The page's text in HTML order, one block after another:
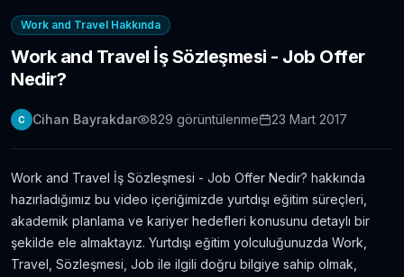
Londra Erasmus Stajı Hikayem ve Tavsiyelerim
Evde Dil Öğren
İngilizce Öğrenmek için 30 Youtube Kanalı
Work and Travel Hakkında
Work and Travel İş Sözleşmesi - Job Offer
Nedir?
C Cihan Bayrakdar 829 görüntülenme 23 Mart 2017
Work and Travel İş Sözleşmesi - Job Offer Nedir? hakkında
hazırladığımız bu video içeriğimizde yurtdışı eğitim süreçleri,
akademik planlama ve kariyer hedefleri konusunu detaylı bir
şekilde ele almaktayız. Yurtdışı eğitim yolculuğunuzda Work,
Travel, Sözleşmesi, Job ile ilgili doğru bilgiye sahip olmak,